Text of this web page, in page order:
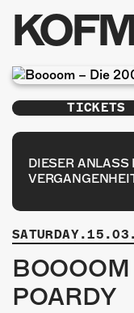
INFOS
TICKETS
DIESER ANLASS
POARDY